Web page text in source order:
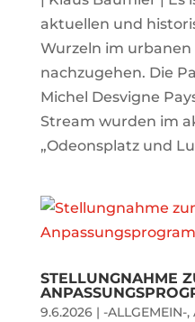
aktuellen und
Wurzeln im
nachzugehen. Die
Michel Desvigne
Stream wurden im
„Odeonsplatz und
STELLUNGNAHME
9.6.2026| -ALLGEMEIN-,